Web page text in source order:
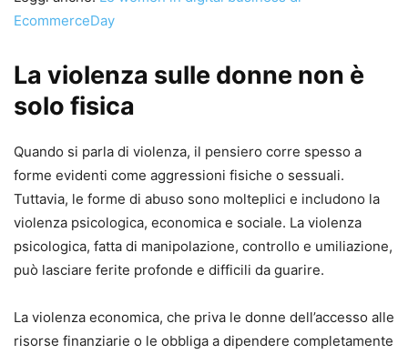
EcommerceDay
La violenza sulle donne non è
solo fisica
Quando si parla di violenza, il pensiero corre spesso a
forme evidenti come aggressioni fisiche o sessuali.
Tuttavia, le forme di abuso sono molteplici e includono la
violenza psicologica, economica e sociale. La violenza
psicologica, fatta di manipolazione, controllo e umiliazione,
può lasciare ferite profonde e difficili da guarire.
La violenza economica, che priva le donne dell’accesso alle
risorse finanziarie o le obbliga a dipendere completamente